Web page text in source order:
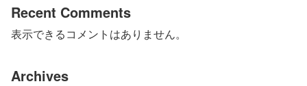
Recent Comments
表示できるコメントはありません。
Archives